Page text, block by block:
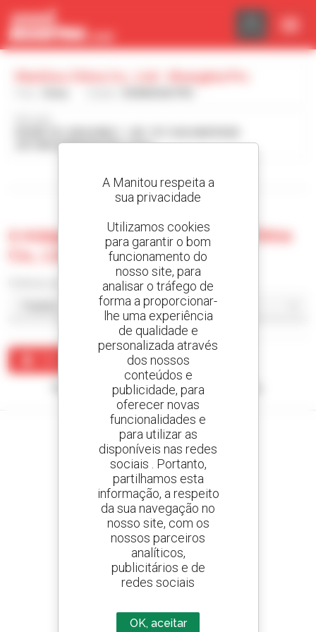
201108 SHANGHAI PRC China
Visualizar os filtros de pesquisa
0 máquina usada no Manitou China
Co., Ltd - Shanghai Prc
Nenhum resultado corresponde à sua pesquisa.
Crie os seus alertas
e receba anúncios de equipamentos usados
800 concessionários
A Manitou em todo o mundo
Painel de Gerenciamento de Cookies
A Manitou respeita a
sua privacidade
Utilizamos cookies
para garantir o bom
funcionamento do
nosso site, para
analisar o tráfego de
forma a proporcionar-
lhe uma experiência
de qualidade e
personalizada através
dos nossos
conteúdos e
publicidade, para
oferecer novas
funcionalidades e
para utilizar as
disponíveis nas redes
sociais . Portanto,
partilhamos esta
informação, a respeito
da sua navegação no
nosso site, com os
nossos parceiros
analíticos,
publicitários e de
redes sociais
OK, aceitar